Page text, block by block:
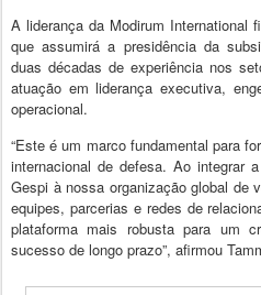
A liderança da Modirum International
que assumirá a presidência da
duas décadas de experiência nos
atuação em liderança executiva,
operacional.
“Este é um marco fundamental para
internacional de defesa. Ao integrar
Gespi à nossa organização global de
equipes, parcerias e redes de
plataforma mais robusta para um
sucesso de longo prazo”, afirmou